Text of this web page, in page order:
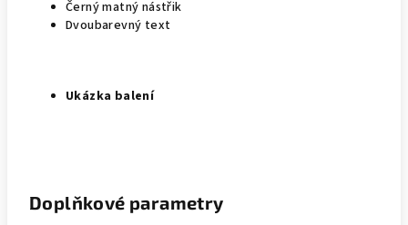
Černý matný nástřik
Dvoubarevný text
Ukázka balení
Doplňkové parametry